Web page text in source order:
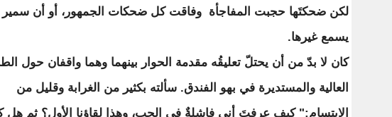
لكن ضحكتَها حجبت المفاجأة وفاقت كل ضحكات الجمهور، أو أن
يسمع غيرها.
كان لا بدّ من أن يحتلّ تعليقُه مقدمة الحوار بينهما وهما واقفان حول
العالية والمستديرة في بهو الفندق. سألته بكثير من الغرابة وقليل من
الابتسام:" كيف عرفتَ أني فاشلةٌ في الحب، وهذا لقاؤنا الأول؟ ثم هل